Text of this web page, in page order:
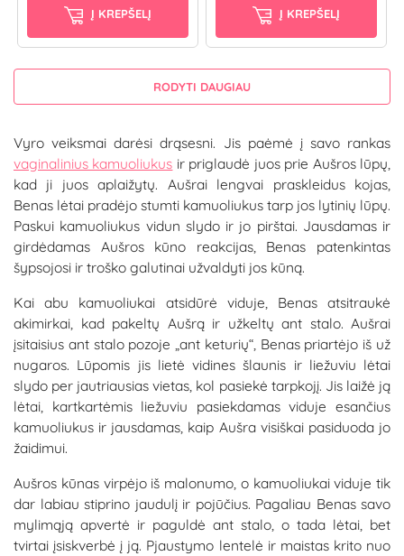
Į KREPŠELĮ Į KREPŠELĮ
RODYTI DAUGIAU
Vyro veiksmai darėsi drąsesni. Jis paėmė į savo rankas
vaginalinius kamuoliukus ir priglaudė juos prie Aušros lūpų,
kad ji juos aplaižytų. Aušrai lengvai praskleidus kojas,
Benas lėtai pradėjo stumti kamuoliukus tarp jos lytinių lūpų.
Paskui kamuoliukus vidun slydo ir jo pirštai. Jausdamas ir
girdėdamas Aušros kūno reakcijas, Benas patenkintas
šypsojosi ir troško galutinai užvaldyti jos kūną.
Kai abu kamuoliukai atsidūrė viduje, Benas atsitraukė
akimirkai, kad pakeltų Aušrą ir užkeltų ant stalo. Aušrai
įsitaisius ant stalo pozoje „ant keturių“, Benas priartėjo iš už
nugaros. Lūpomis jis lietė vidines šlaunis ir liežuviu lėtai
slydo per jautriausias vietas, kol pasiekė tarpkojį. Jis laižė ją
lėtai, kartkartėmis liežuviu pasiekdamas viduje esančius
kamuoliukus ir jausdamas, kaip Aušra visiškai pasiduoda jo
žaidimui.
Aušros kūnas virpėjo iš malonumo, o kamuoliukai viduje tik
dar labiau stiprino jaudulį ir pojūčius. Pagaliau Benas savo
mylimąją apvertė ir paguldė ant stalo, o tada lėtai, bet
tvirtai įsiskverbė į ją. Pjaustymo lentelė ir maistas krito nuo